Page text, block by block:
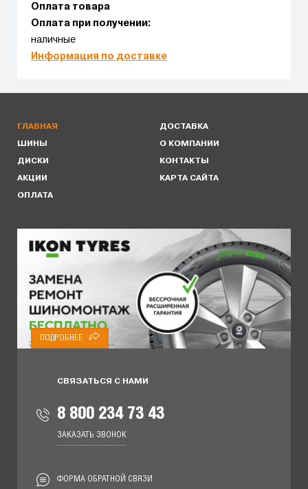
Оплата товара
Оплата при получении:
наличные
Информация по доставке
ГЛАВНАЯ
ШИНЫ
ДИСКИ
АКЦИИ
ОПЛАТА
ДОСТАВКА
О КОМПАНИИ
КОНТАКТЫ
КАРТА САЙТА
ПОДРОБНЕЕ
СВЯЗАТЬСЯ С НАМИ
8 800 234 73 43
ЗАКАЗАТЬ ЗВОНОК
ФОРМА ОБРАТНОЙ СВЯЗИ